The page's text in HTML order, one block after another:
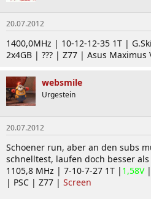
20.07.2012
1400,0MHz | 10-12-12-35 1T |
2x4GB | ??? | Z77 | Asus Maximus
websmile
Urgestein
20.07.2012
Schoener run, aber an den subs
schnelltest, laufen doch besser
1105,8 MHz | 7-10-7-27 1T | 1,58V|
| PSC | Z77 | Screen